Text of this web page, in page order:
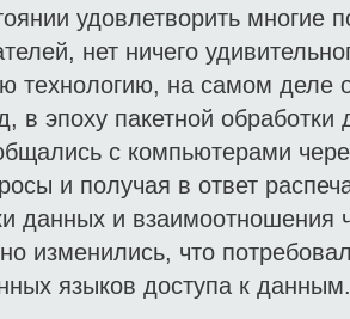
удовлетворить многие
нет ничего
технологию, на самом деле
в эпоху пакетной обработки
с компьютерами
и получая в ответ
данных и взаимоотношения
изменились, что
языков доступа к данным.